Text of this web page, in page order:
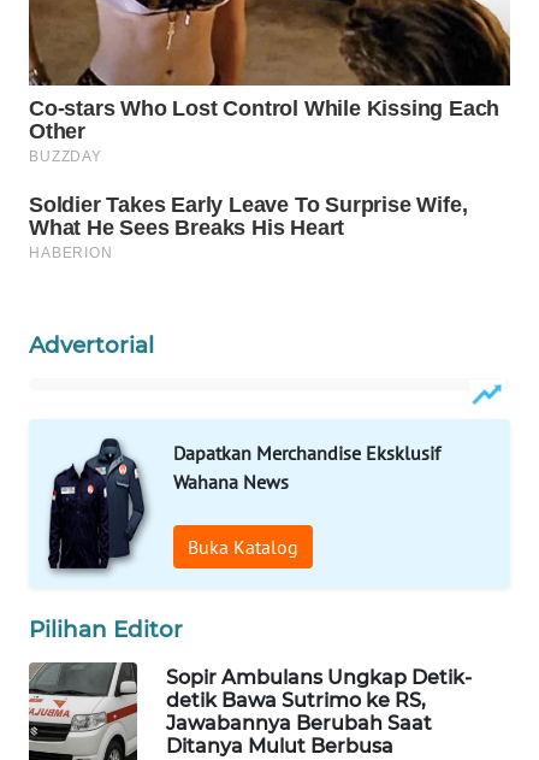
Advertorial
Dapatkan Merchandise Eksklusif
Wahana News
Buka Katalog
Pilihan Editor
Sopir Ambulans Ungkap Detik-
detik Bawa Sutrimo ke RS,
Jawabannya Berubah Saat
Ditanya Mulut Berbusa
BINTAN
WN
MANDALIKA
WN
LIKUPANG
Wahana
Group
WAHANA
NEWS
WAHANA
WAHANA